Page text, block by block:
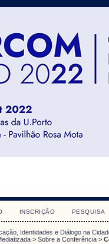
INSCRIÇÃO PESQUISA
Identidades e Diálogo na
> Sobre a Conferência >